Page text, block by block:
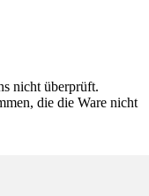
nicht überprüft.
die die Ware nicht